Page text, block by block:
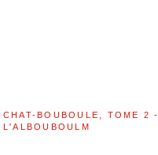
CHAT-BOUBOULE, TOME 2 -
L'ALBOUBOULM